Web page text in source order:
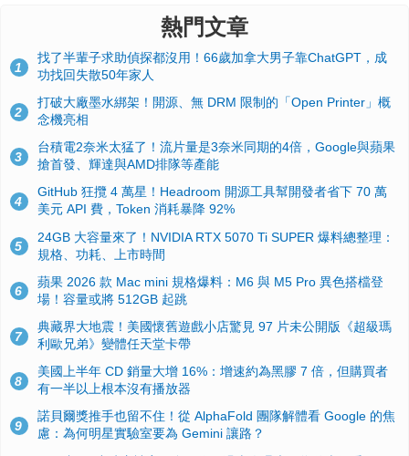
熱門文章
1
找了半輩子求助偵探都沒用！66歲加拿大男子靠ChatGPT，成
功找回失散50年家人
2
打破大廠墨水綁架！開源、無 DRM 限制的「Open Printer」概
念機亮相
3
台積電2奈米太猛了！流片量是3奈米同期的4倍，Google與蘋果
搶首發、輝達與AMD排隊等產能
4
GitHub 狂攬 4 萬星！Headroom 開源工具幫開發者省下 70 萬
美元 API 費，Token 消耗暴降 92%
5
24GB 大容量來了！NVIDIA RTX 5070 Ti SUPER 爆料總整理：
規格、功耗、上市時間
6
蘋果 2026 款 Mac mini 規格爆料：M6 與 M5 Pro 異色搭檔登
場！容量或將 512GB 起跳
7
典藏界大地震！美國懷舊遊戲小店驚見 97 片未公開版《超級瑪
利歐兄弟》變體任天堂卡帶
8
美國上半年 CD 銷量大增 16%：增速約為黑膠 7 倍，但購買者
有一半以上根本沒有播放器
9
諾貝爾獎推手也留不住！從 AlphaFold 團隊解體看 Google 的焦
慮：為何明星實驗室要為 Gemini 讓路？